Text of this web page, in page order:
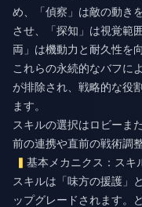
め、「偵察」は敵の動き
させ、「探知」は視覚範
両」は機動力と耐久性を
これらの永続的なバフに
が排除され、戦略的な役
ます。
スキルの選択はロビーま
前の連携や直前の戦術調
基本メカニクス：スキ
スキルは「味方の援護」
ップグレードされます。